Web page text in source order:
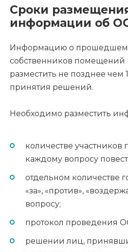
Сроки
информации об
Информацию о прошедшем
собственников помещений
разместить не позднее чем
принятия решений.
Необходимо разместить
количестве участников
каждому вопросу
отдельном количестве
«за», «против»,
вопросу;
протокол проведения
решении лиц,